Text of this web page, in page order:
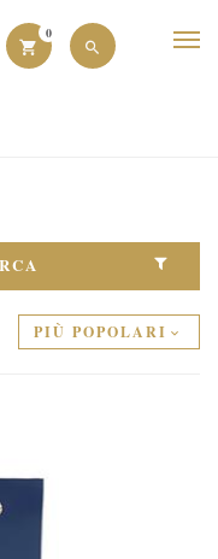
0
PIÙ POPOLARI